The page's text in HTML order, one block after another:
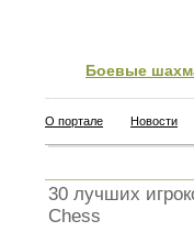
Боевые
О портале Новости
30 лучших
Chess